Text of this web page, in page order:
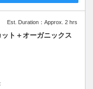
Est. Duration：Approx. 2 hrs
ト＋オーガニックス